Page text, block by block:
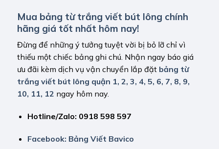
Mua bảng từ trắng viết bút lông chính
hãng giá tốt nhất hôm nay!
Đừng để những ý tưởng tuyệt vời bị bỏ lỡ chỉ vì
thiếu một chiếc bảng ghi chú. Nhận ngay báo giá
ưu đãi kèm dịch vụ vận chuyển lắp đặt bảng từ
trắng viết bút lông quận 1, 2, 3, 4, 5, 6, 7, 8, 9,
10, 11, 12 ngay hôm nay.
Hotline/Zalo: 0918 598 597
Facebook: Bảng Viết Bavico